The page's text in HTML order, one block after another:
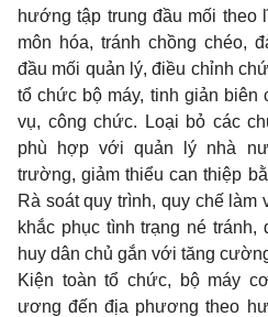
hướng tập trung đầu mối theo
môn hóa, tránh chồng chéo,
đầu mối quản lý, điều chỉnh
tổ chức bộ máy, tinh giản biên
vụ, công chức. Loại bỏ các
phù hợp với quản lý nhà
trường, giảm thiểu can thiệp
Rà soát quy trình, quy chế làm
khắc phục tình trạng né tránh,
huy dân chủ gắn với tăng
Kiện toàn tổ chức, bộ máy
ương đến địa phương theo